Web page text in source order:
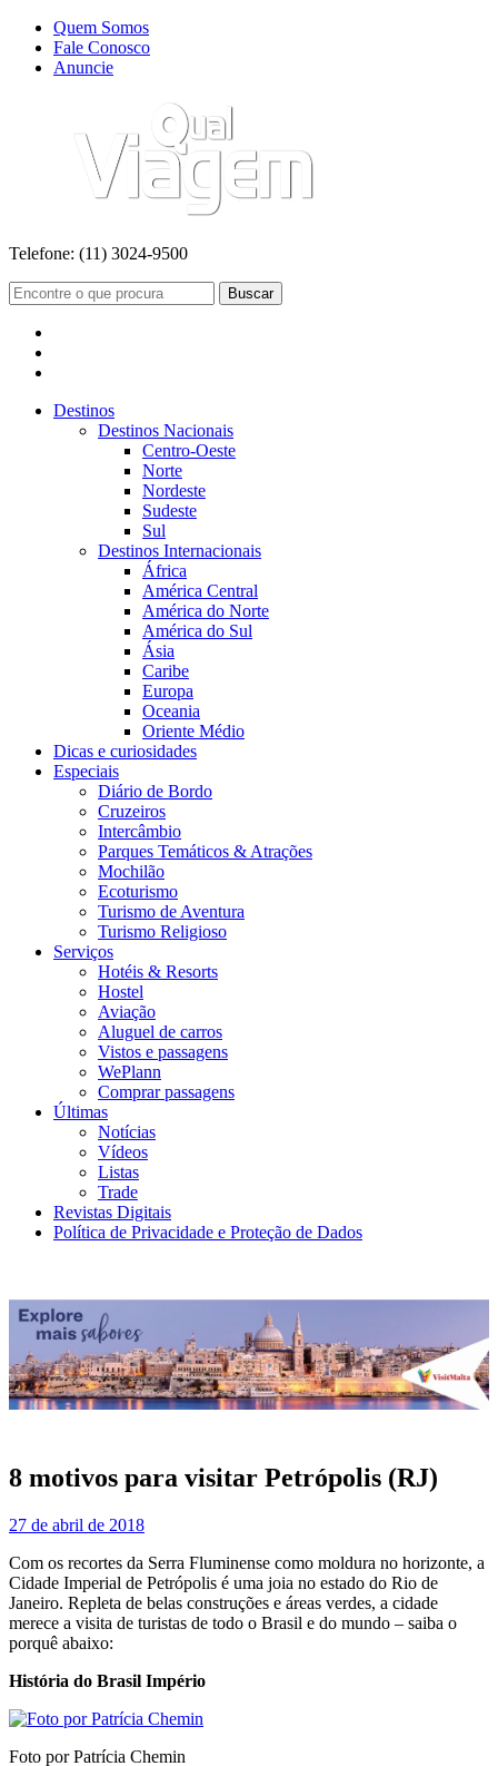
Quem Somos
Fale Conosco
Anuncie
Telefone: (11) 3024-9500
Buscar
Destinos
Destinos Nacionais
Centro-Oeste
Norte
Nordeste
Sudeste
Sul
Destinos Internacionais
África
América Central
América do Norte
América do Sul
Ásia
Caribe
Europa
Oceania
Oriente Médio
Dicas e curiosidades
Especiais
Diário de Bordo
Cruzeiros
Intercâmbio
Parques Temáticos & Atrações
Mochilão
Ecoturismo
Turismo de Aventura
Turismo Religioso
Serviços
Hotéis & Resorts
Hostel
Aviação
Aluguel de carros
Vistos e passagens
WePlann
Comprar passagens
Últimas
Notícias
Vídeos
Listas
Trade
Revistas Digitais
Política de Privacidade e Proteção de Dados
8 motivos para visitar Petrópolis (RJ)
27 de abril de 2018
Com os recortes da Serra Fluminense como moldura no horizonte, a
Cidade Imperial de Petrópolis é uma joia no estado do Rio de
Janeiro. Repleta de belas construções e áreas verdes, a cidade
merece a visita de turistas de todo o Brasil e do mundo – saiba o
porquê abaixo:
História do Brasil Império
Foto por Patrícia Chemin